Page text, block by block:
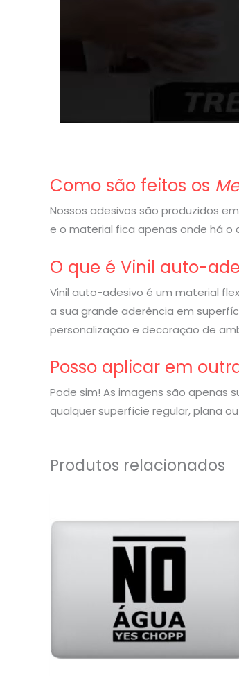
Como são feitos os
Nossos adesivos são produzidos
e o material fica apenas onde há o
O que é Vinil auto-
Vinil auto-adesivo é um material
a sua grande aderência em
personalização e decoração de
Posso aplicar em
Pode sim! As imagens são apenas
qualquer superfície regular, plana
Produtos relacionados